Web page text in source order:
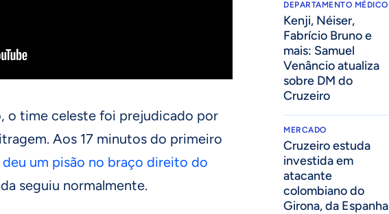
o time celeste foi prejudicado por
Aos 17 minutos do primeiro
deu um pisão no braço direito do
seguiu normalmente.
DEPARTAMENTO MÉDICO
Kenji, Néiser,
Fabrício Bruno e
mais: Samuel
Venâncio atualiza
sobre DM do
Cruzeiro
MERCADO
Cruzeiro estuda
investida em
atacante
colombiano do
Girona, da Espanha